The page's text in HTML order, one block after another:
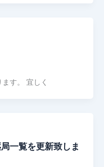
す。 宜しく
一覧を更新致しま